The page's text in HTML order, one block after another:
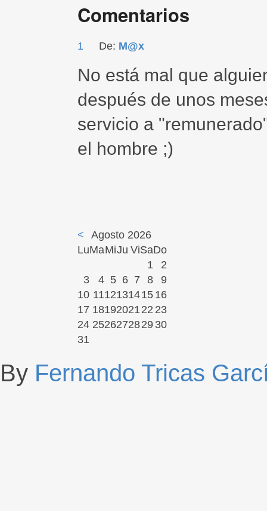
Comentarios
1 De: M@x
No está mal que
después de unos
servicio a
el hombre ;)
<
Agosto 2026
LuMaMiJu ViSaDo
1
2
3
4 5 6 7 8
9
10 1112131415 16
17 18192021 22 23
24 2526272829 30
31
By Fernando Tricas